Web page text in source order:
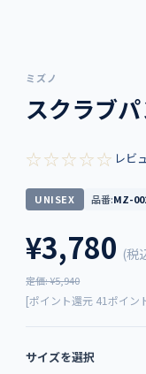
ミズノ
スクラブ
☆☆☆☆☆ レビ
UNISEX 品番:MZ-
¥3,780 (税
定価: ¥5,940
[ポイント還元 41ポイン
サイズを選択